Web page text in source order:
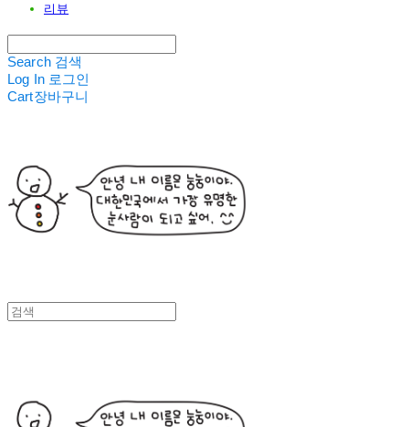
리뷰
Search 검색
Log In 로그인
Cart장바구니